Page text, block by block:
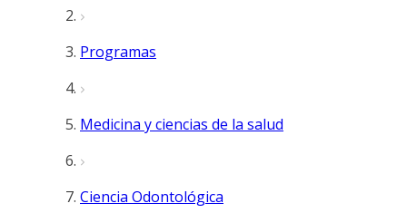
Programas
Medicina y ciencias de la salud
Ciencia Odontológica